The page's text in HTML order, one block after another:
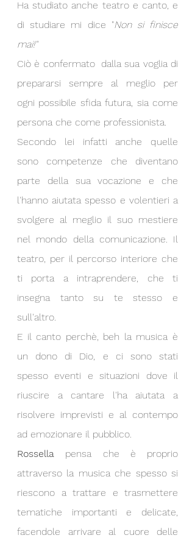
Ha studiato anche teatro e canto, e
di studiare mi dice "Non si finisce
mai!"
Ciò è confermato  dalla sua voglia di
prepararsi sempre al meglio per
ogni possibile sfida futura, sia come
persona che come professionista.
Secondo lei infatti anche quelle
sono competenze che diventano
parte della sua vocazione e che
l'hanno aiutata spesso e volentieri a
svolgere al meglio il suo mestiere
nel mondo della comunicazione. Il
teatro, per il percorso interiore che
ti porta a intraprendere, che ti
insegna tanto su te stesso e
sull'altro.
E il canto perchè, beh la musica è
un dono di Dio, e ci sono stati
spesso eventi e situazioni dove il
riuscire a cantare l'ha aiutata a
risolvere imprevisti e al contempo
ad emozionare il pubblico.
Rossella pensa che è proprio
attraverso la musica che spesso si
riescono a trattare e trasmettere
tematiche importanti e delicate,
facendole arrivare al cuore delle